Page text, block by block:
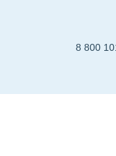
8 800